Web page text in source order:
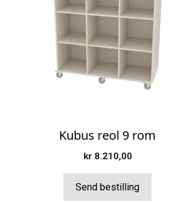
Kubus reol 9 rom
kr8.210,00
Send bestilling